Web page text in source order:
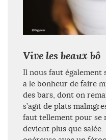
Vive les beaux bô
Il nous faut
a le bonheur de faire
des bars, dont on
s’agit de plats
faut tellement pour se
devient plus que